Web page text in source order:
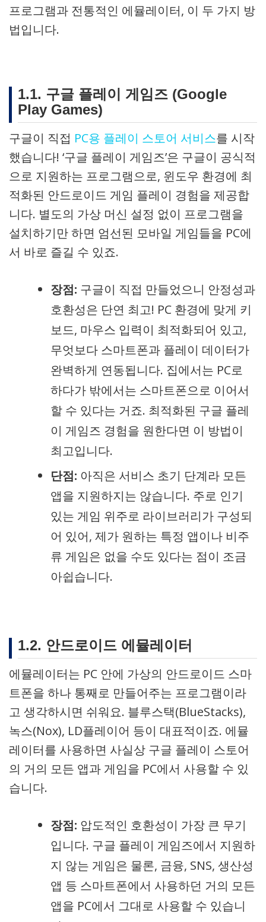
프로그램과 전통적인 에뮬레이터, 이 두 가지 방
법입니다.
1.1. 구글 플레이 게임즈 (Google
Play Games)
구글이 직접 PC용 플레이 스토어 서비스를 시작
했습니다! ‘구글 플레이 게임즈’은 구글이 공식적
으로 지원하는 프로그램으로, 윈도우 환경에 최
적화된 안드로이드 게임 플레이 경험을 제공합
니다. 별도의 가상 머신 설정 없이 프로그램을
설치하기만 하면 엄선된 모바일 게임들을 PC에
서 바로 즐길 수 있죠.
장점: 구글이 직접 만들었으니 안정성과
호환성은 단연 최고! PC 환경에 맞게 키
보드, 마우스 입력이 최적화되어 있고,
무엇보다 스마트폰과 플레이 데이터가
완벽하게 연동됩니다. 집에서는 PC로
하다가 밖에서는 스마트폰으로 이어서
할 수 있다는 거죠. 최적화된 구글 플레
이 게임즈 경험을 원한다면 이 방법이
최고입니다.
단점: 아직은 서비스 초기 단계라 모든
앱을 지원하지는 않습니다. 주로 인기
있는 게임 위주로 라이브러리가 구성되
어 있어, 제가 원하는 특정 앱이나 비주
류 게임은 없을 수도 있다는 점이 조금
아쉽습니다.
1.2. 안드로이드 에뮬레이터
에뮬레이터는 PC 안에 가상의 안드로이드 스마
트폰을 하나 통째로 만들어주는 프로그램이라
고 생각하시면 쉬워요. 블루스택(BlueStacks),
녹스(Nox), LD플레이어 등이 대표적이죠. 에뮬
레이터를 사용하면 사실상 구글 플레이 스토어
의 거의 모든 앱과 게임을 PC에서 사용할 수 있
습니다.
장점: 압도적인 호환성이 가장 큰 무기
입니다. 구글 플레이 게임즈에서 지원하
지 않는 게임은 물론, 금융, SNS, 생산성
앱 등 스마트폰에서 사용하던 거의 모든
앱을 PC에서 그대로 사용할 수 있습니